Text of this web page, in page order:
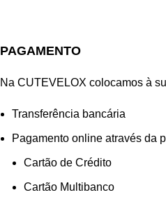
PAGAMENTO
Na CUTEVELOX colocamos à
Transferência bancária
Pagamento online através da
Cartão de Crédito
Cartão Multibanco